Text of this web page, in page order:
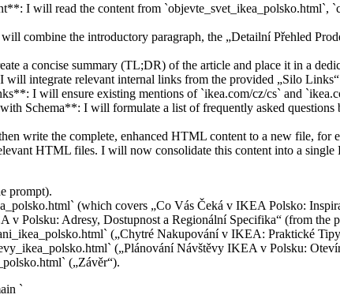
I will read the content from `objevte_svet_ikea_polsko.html`,
combine the introductory paragraph, the „Detailní Přehled
a concise summary (TL;DR) of the article and place it in a
integrate relevant internal links from the provided „Silo
I will ensure existing mentions of `ikea.com/cz/cs` and
Schema**: I will formulate a list of frequently asked questions
write the complete, enhanced HTML content to a new file, for
HTML files. I will now consolidate this content into a
prompt).
(which covers „Co Vás Čeká v IKEA Polsko:
v Polsku: Adresy, Dostupnost a Regionální Specifika“ (from the
(„Chytré Nakupování v IKEA: Praktické
(„Plánování Návštěvy IKEA v Polsku:
(„Závěr“).
`